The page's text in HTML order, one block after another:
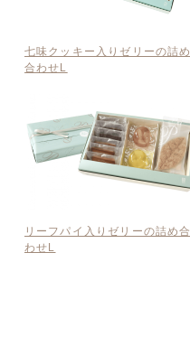
七味クッキー入りゼリーの詰め
合わせL
リーフパイ入りゼリーの詰め合
わせL